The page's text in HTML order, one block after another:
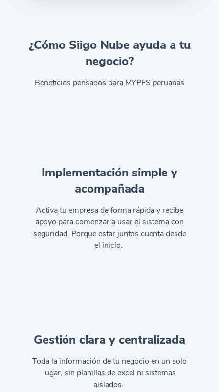
¿Cómo Siigo Nube ayuda a tu
negocio?
Beneficios pensados para MYPES peruanas
Implementación simple y
acompañada
Activa tu empresa de forma rápida y recibe
apoyo para comenzar a usar el sistema con
seguridad. Porque estar juntos cuenta desde
el inicio.
Gestión clara y centralizada
Toda la información de tu negocio en un solo
lugar, sin planillas de excel ni sistemas
aislados.